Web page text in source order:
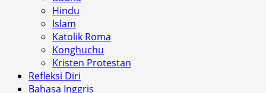
Hindu
Islam
Katolik Roma
Konghuchu
Kristen Protestan
Refleksi Diri
Bahasa Inggris